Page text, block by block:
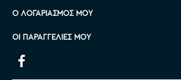
Ο ΛΟΓΑΡΙΑΣΜΌΣ ΜΟΥ
ΟΙ ΠΑΡΑΓΓΕΛΊΕΣ ΜΟΥ